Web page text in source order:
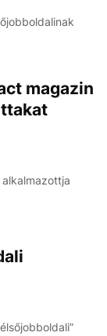
magazin